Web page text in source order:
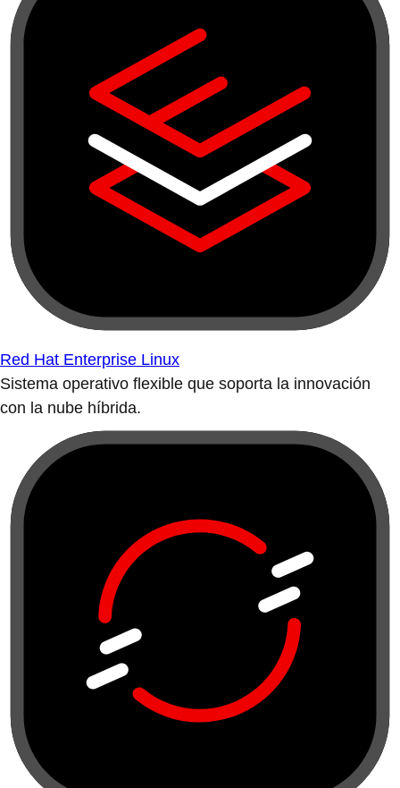
Red Hat Enterprise Linux
Sistema operativo flexible que soporta la innovación
con la nube híbrida.